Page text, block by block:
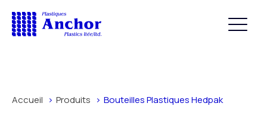
Accueil Produits Bouteilles Plastiques Hedpak